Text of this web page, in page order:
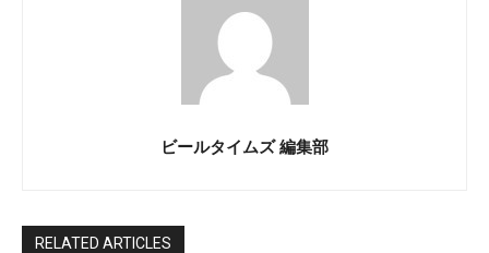
ビールタイムズ 編集部
RELATED ARTICLES